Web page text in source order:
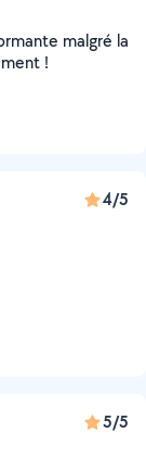
malgré la
!
4/5
5/5